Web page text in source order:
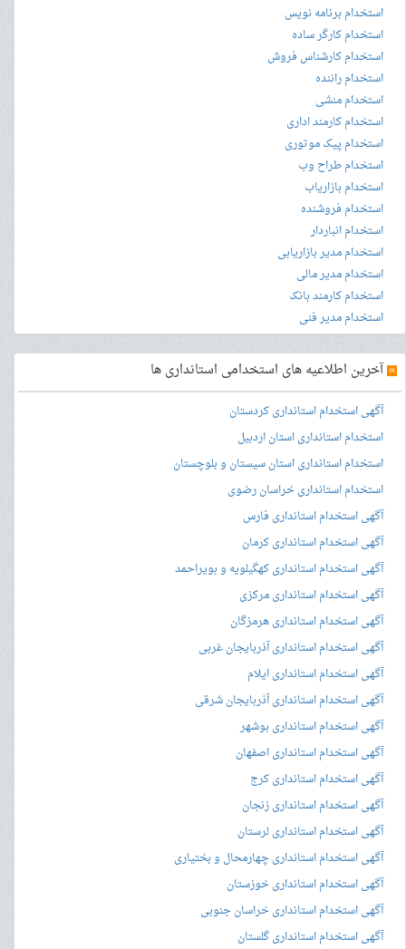
استخدام برنامه نویس
استخدام کارگر ساده
استخدام کارشناس فروش
استخدام راننده
استخدام منشی
استخدام کارمند اداری
استخدام پیک موتوری
استخدام طراح وب
استخدام بازاریاب
استخدام فروشنده
استخدام انباردار
استخدام مدیر بازاریابی
استخدام مدیر مالی
استخدام کارمند بانک
استخدام مدیر فنی
»آخرین اطلاعیه های استخدامی استانداری ها
آگهی استخدام استانداری کردستان
استخدام استانداری استان اردبیل
استخدام استانداری استان سیستان و بلوچستان
استخدام استانداری خراسان رضوی
آگهی استخدام استانداری فارس
آگهی استخدام استانداری کرمان
آگهی استخدام استانداری کهگیلویه و بویراحمد
آگهی استخدام استانداری مرکزی
آگهی استخدام استانداری هرمزگان
آگهی استخدام استانداری آذربایجان غربی
آگهی استخدام استانداری ایلام
آگهی استخدام استانداری آذربایجان شرقی
آگهی استخدام استانداری بوشهر
آگهی استخدام استانداری اصفهان
آگهی استخدام استانداری کرج
آگهی استخدام استانداری زنجان
آگهی استخدام استانداری لرستان
آگهی استخدام استانداری چهارمحال و بختیاری
آگهی استخدام استانداری خوزستان
آگهی استخدام استانداری خراسان جنوبی
آگهی استخدام استانداری گلستان